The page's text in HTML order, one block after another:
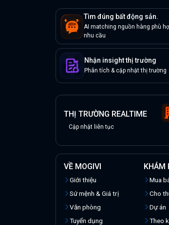
Tìm đúng bất động sản.
AI matching nguồn hàng phù
nhu cầu
Nhận insight thị trường
Phân tích & cập nhật thị trường
THỊ TRƯỜNG REALTIME
Cập nhật liên tục
VỀ MOGIVI
Giới thiệu
Sứ mệnh & Giá trị
Văn phòng
Tuyển dụng
KHÁM
Mua
Cho
Dự án
Theo